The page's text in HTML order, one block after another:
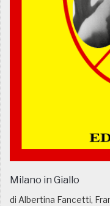
Milano in Giallo
di Albertina Fancetti,